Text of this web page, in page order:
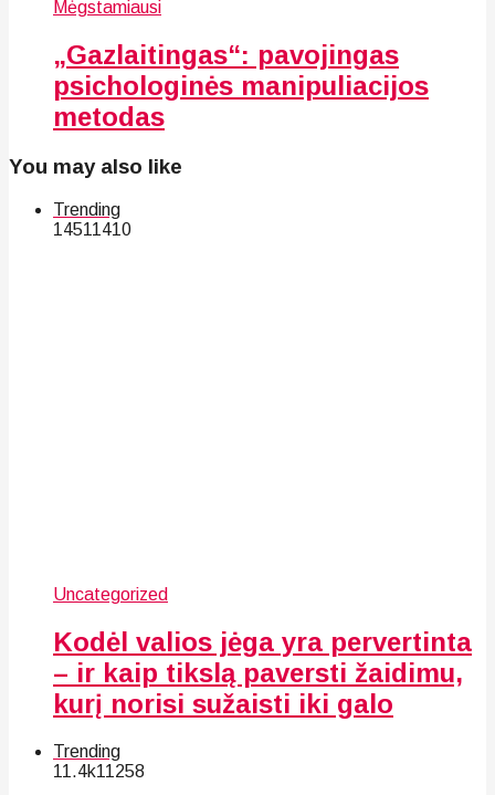
Mėgstamiausi
„Gazlaitingas“: pavojingas
psichologinės manipuliacijos
metodas
You may also like
Trending
14511410
Uncategorized
Kodėl valios jėga yra pervertinta
– ir kaip tikslą paversti žaidimu,
kurį norisi sužaisti iki galo
Trending
11.4k11258